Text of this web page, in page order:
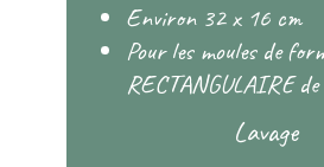
Environ 32 x 16 cm
Pour les moules de
RECTANGULAIRE
Lavage